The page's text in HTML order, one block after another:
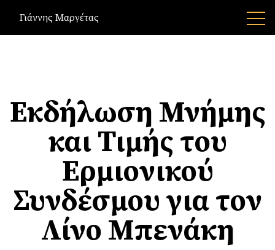
Γιάννης Μαργέτας
Εκδήλωση Μνήμης
και Τιμής του
Ερμιονικού
Συνδέσμου για τον
Λίνο Μπενάκη